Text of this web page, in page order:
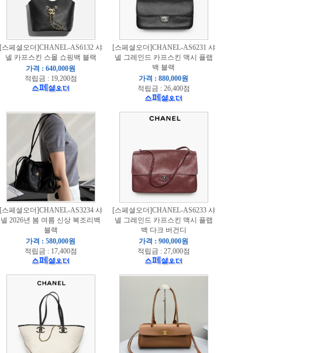
[스페셜오더]CHANEL-AS6132 샤
넬 카프스킨 스몰 쇼핑백 블랙
가격 : 640,000원
적립금 : 19,200점
[스페셜오더]CHANEL-AS6231 샤
넬 그레인드 카프스킨 맥시 플랩
백 블랙
가격 : 880,000원
적립금 : 26,400점
[스페셜오더]CHANEL-AS3234 샤
넬 2026년 봄 여름 신상 복조리백
블랙
가격 : 580,000원
적립금 : 17,400점
[스페셜오더]CHANEL-AS6233 샤
넬 그레인드 카프스킨 맥시 플랩
백 다크 버건디
가격 : 900,000원
적립금 : 27,000점